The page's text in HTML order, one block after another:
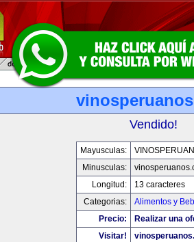
Vendido!
Mayusculas:
Minusculas:
Longitud:
13 caracteres
Categorias:
Alimentos y
Precio:
Realizar una
Visitar!